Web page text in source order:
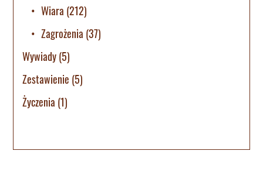
Wiara (212)
Zagrożenia (37)
Wywiady(5)
Zestawienie (5)
Życzenia (1)